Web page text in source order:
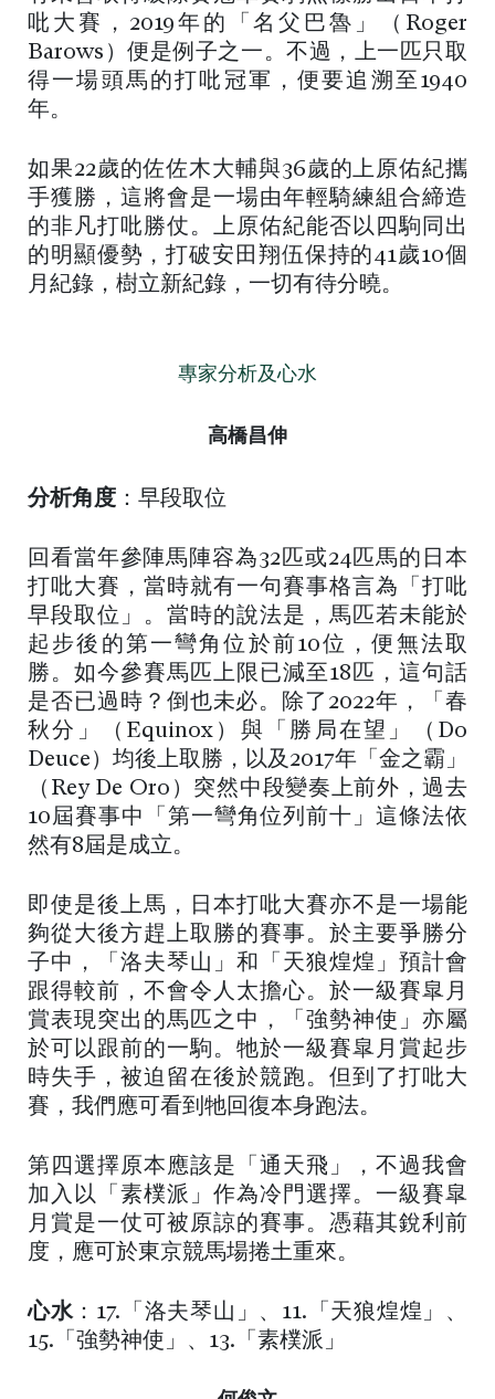
吡大賽，2019年的「名父巴魯」（Roger
Barows）便是例子之一。不過，上一匹只取
得一場頭馬的打吡冠軍，便要追溯至1940
年。
如果22歲的佐佐木大輔與36歲的上原佑紀攜
手獲勝，這將會是一場由年輕騎練組合締造
的非凡打吡勝仗。上原佑紀能否以四駒同出
的明顯優勢，打破安田翔伍保持的41歲10個
月紀錄，樹立新紀錄，一切有待分曉。
專家分析及心水
高橋昌伸
分析角度 ：早段取位
回看當年參陣馬陣容為32匹或24匹馬的日本
打吡大賽，當時就有一句賽事格言為「打吡
早段取位」。當時的說法是，馬匹若未能於
起步後的第一彎角位於前10位，便無法取
勝。如今參賽馬匹上限已減至18匹，這句話
是否已過時？倒也未必。除了2022年，「春
秋分」（Equinox）與「勝局在望」（Do
Deuce）均後上取勝，以及2017年「金之霸」
（Rey De Oro）突然中段變奏上前外，過去
10屆賽事中「第一彎角位列前十」這條法依
然有8屆是成立。
即使是後上馬，日本打吡大賽亦不是一場能
夠從大後方趕上取勝的賽事。於主要爭勝分
子中，「洛夫琴山」和「天狼煌煌」預計會
跟得較前，不會令人太擔心。於一級賽皐月
賞表現突出的馬匹之中，「強勢神使」亦屬
於可以跟前的一駒。牠於一級賽皐月賞起步
時失手，被迫留在後於競跑。但到了打吡大
賽，我們應可看到牠回復本身跑法。
第四選擇原本應該是「通天飛」，不過我會
加入以「素樸派」作為冷門選擇。一級賽皐
月賞是一仗可被原諒的賽事。憑藉其銳利前
度，應可於東京競馬場捲土重來。
心水：17.「洛夫琴山」、11.「天狼煌煌」、
15.「強勢神使」、13.「素樸派」